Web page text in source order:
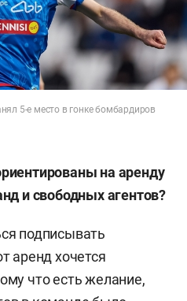
5-е место в гонке бомбардиров
на аренду
и свободных агентов?
подписывать
аренд хочется
что есть желание,